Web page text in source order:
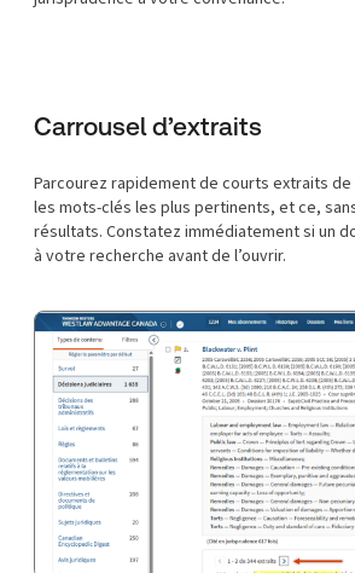
Carrousel d’extraits
Parcourez rapidement de courts extraits
les mots-clés les plus pertinents, et ce,
résultats. Constatez immédiatement si un
à votre recherche avant de l’ouvrir.